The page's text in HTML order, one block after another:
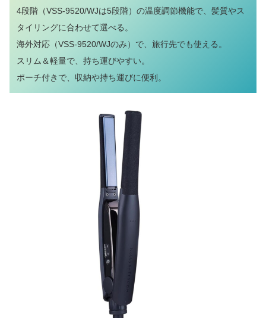
4段階（VSS-9520/WJは5段階）の温度調節機能で、髪質やス
タイリングに合わせて選べる。
海外対応（VSS-9520/WJのみ）で、旅行先でも使える。
スリム＆軽量で、持ち運びやすい。
ポーチ付きで、収納や持ち運びに便利。